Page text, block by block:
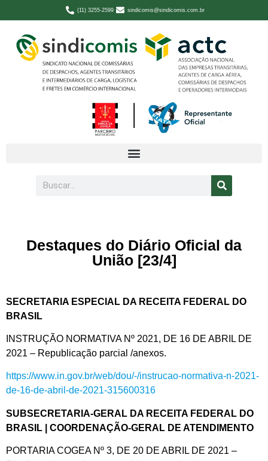
(11) 3255-2599 sindicomis@sindicomis.com.br
Destaques do Diário Oficial da
União [23/4]
SECRETARIA ESPECIAL DA RECEITA FEDERAL DO
BRASIL
INSTRUÇÃO NORMATIVA Nº 2021, DE 16 DE ABRIL DE
2021 – Republicação parcial /anexos.
https://www.in.gov.br/web/dou/-/instrucao-normativa-n-2021-
de-16-de-abril-de-2021-315600316
SUBSECRETARIA-GERAL DA RECEITA FEDERAL DO
BRASIL | COORDENAÇÃO-GERAL DE ATENDIMENTO
PORTARIA COGEA Nº 3, DE 20 DE ABRIL DE 2021 –